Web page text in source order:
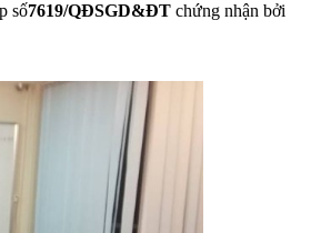
số7619/QĐSGD&ĐT chứng nhận bởi